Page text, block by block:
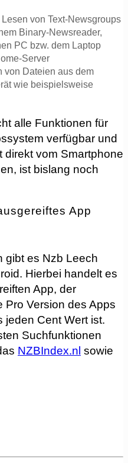
von Text-Newsgroups
Binary-Newsreader,
PC bzw. dem Laptop
Server
von Dateien aus dem
wie beispielsweise
verfügbar und
direkt vom Smartphone
ist bislang noch
App
Hierbei handelt es
App, der
Pro Version des Apps
jeden Cent Wert ist.
Suchfunktionen
NZBIndex.nl sowie